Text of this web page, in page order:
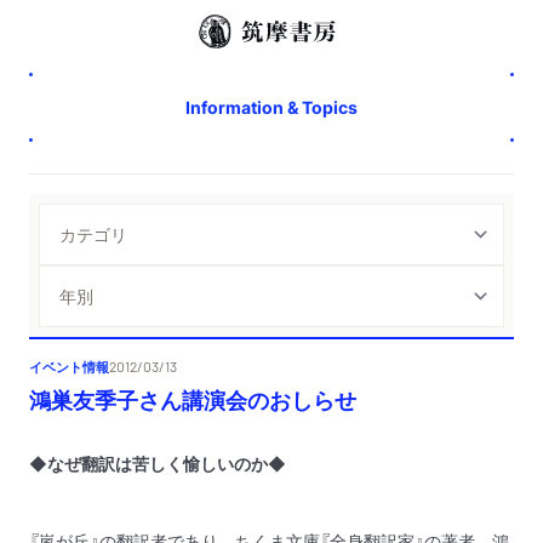
Information & Topics
イベント情報2012/03/13
鴻巣友季子さん講演会のおしらせ
◆なぜ翻訳は苦しく愉しいのか◆